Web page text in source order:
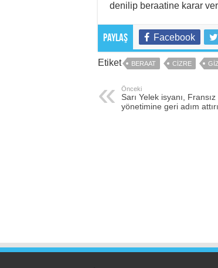
denilip beraatine karar
Paylaş Facebook
Etiket BERAAT CIZRE
Önceki
Sarı Yelek isyanı, Fransız
yönetimine geri adım